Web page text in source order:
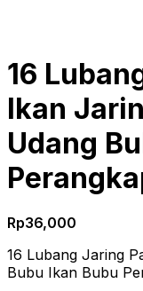
16
Ikan
Udang
Rp36,000
16 Lubang Jaring
Bubu Ikan Bubu